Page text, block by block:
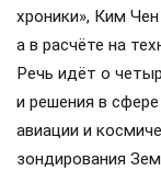
хроники», Ким
а в расчёте на
Речь идёт о
и решения в
авиации и
зондирования